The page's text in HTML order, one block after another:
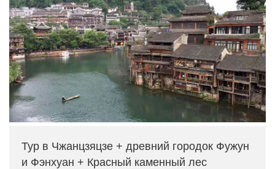
Тур в Чжанцзяцзе + древний городок Фужун
и Фэнхуан + Красный каменный лес